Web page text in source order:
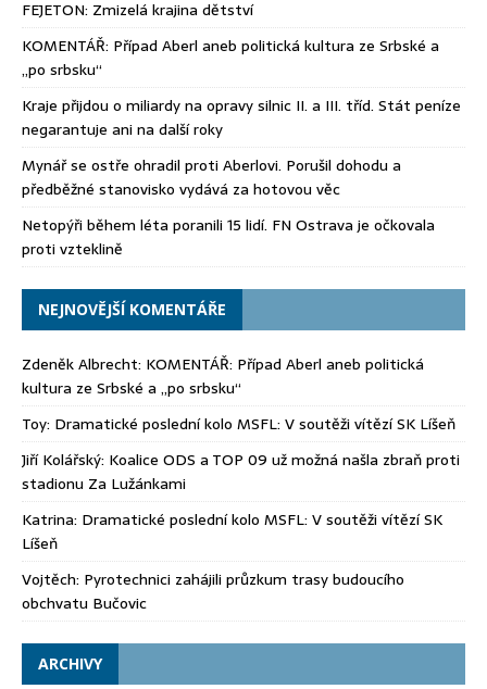
FEJETON: Zmizelá krajina dětství
KOMENTÁŘ: Případ Aberl aneb politická kultura ze Srbské a
„po srbsku“
Kraje přijdou o miliardy na opravy silnic II. a III. tříd. Stát peníze
negarantuje ani na další roky
Mynář se ostře ohradil proti Aberlovi. Porušil dohodu a
předběžné stanovisko vydává za hotovou věc
Netopýři během léta poranili 15 lidí. FN Ostrava je očkovala
proti vzteklině
NEJNOVĚJŠÍ KOMENTÁŘE
Zdeněk Albrecht: KOMENTÁŘ: Případ Aberl aneb politická
kultura ze Srbské a „po srbsku“
Toy: Dramatické poslední kolo MSFL: V soutěži vítězí SK Líšeň
Jiří Kolářský: Koalice ODS a TOP 09 už možná našla zbraň proti
stadionu Za Lužánkami
Katrina: Dramatické poslední kolo MSFL: V soutěži vítězí SK
Líšeň
Vojtěch: Pyrotechnici zahájili průzkum trasy budoucího
obchvatu Bučovic
ARCHIVY